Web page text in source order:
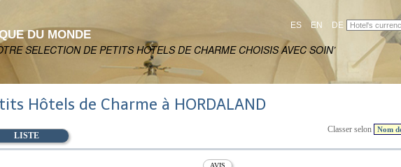
ES EN DE
DU MONDE
SELECTION DE PETITS HOTELS DE CHARME CHOISIS AVEC SOIN’
Hôtels de Charme à HORDALAND
LISTE
Classer selon
AVIS